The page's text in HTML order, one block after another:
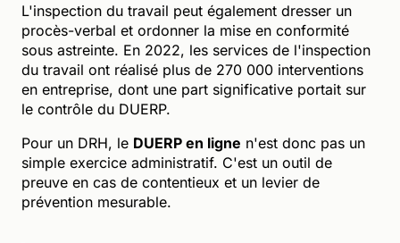
L'inspection du travail peut également dresser un
procès-verbal et ordonner la mise en conformité
sous astreinte. En 2022, les services de l'inspection
du travail ont réalisé plus de 270 000 interventions
en entreprise, dont une part significative portait sur
le contrôle du DUERP.
Pour un DRH, le DUERP en ligne n'est donc pas un
simple exercice administratif. C'est un outil de
preuve en cas de contentieux et un levier de
prévention mesurable.